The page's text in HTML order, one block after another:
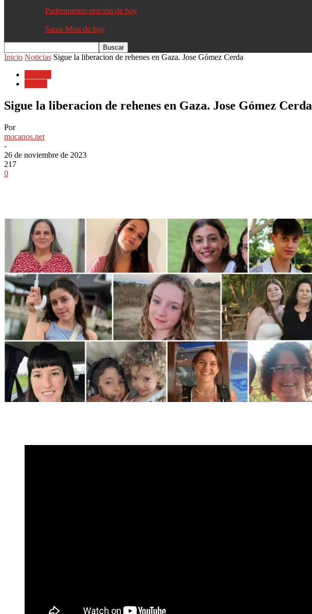
Padrenuestro oración de hoy
Santa Misa de hoy
Inicio Noticias Sigue la liberacion de rehenes en Gaza. Jose Gómez Cerda
Sigue la liberacion de rehenes en Gaza. Jose Gómez Cerda
Por
mocanos.net
-
26 de noviembre de 2023
217
0